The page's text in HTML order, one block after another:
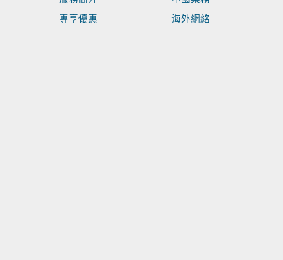
專享優惠 海外網絡